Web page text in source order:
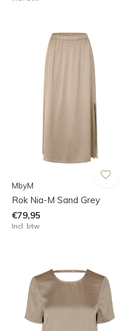
MbyM
Rok Nia-M Sand Grey
€79,95
Incl. btw